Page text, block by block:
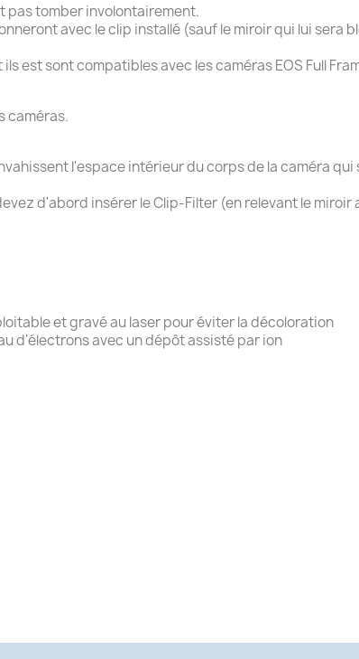
pas tomber involontairement.
avec le clip installé (sauf le miroir qui lui sera
sont compatibles avec les caméras EOS Full
caméras.
l'espace intérieur du corps de la caméra
d'abord insérer le Clip-Filter (en relevant le miroir
et gravé au laser pour éviter la décoloration
d'électrons avec un dépôt assisté par ion